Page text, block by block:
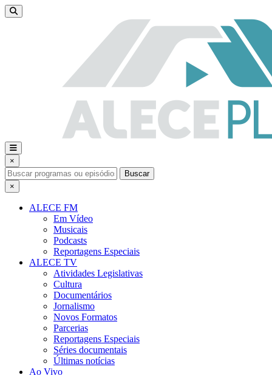
×
Buscar
×
ALECE FM
Em Vídeo
Musicais
Podcasts
Reportagens Especiais
ALECE TV
Atividades Legislativas
Cultura
Documentários
Jornalismo
Novos Formatos
Parcerias
Reportagens Especiais
Séries documentais
Últimas notícias
Ao Vivo